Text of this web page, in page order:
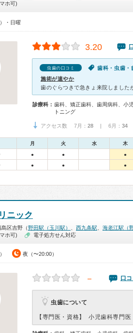
ホ可)
・日曜
3.20
虫歯の口コミ
施術が速やか
診療科： 歯科、矯正歯科、歯周病科、小
トニング
アクセス数 7月： 28 | 6月： 34
月 火 水 木
● ● ●
● ● ●
ニック
区吉野（野田駅（玉川駅） 西九条駅 海老江駅（
ホ可)
電子処方せん対応
夜（〜20:00）
－ 口
虫歯について
【専門医・資格】 小児歯科専門医